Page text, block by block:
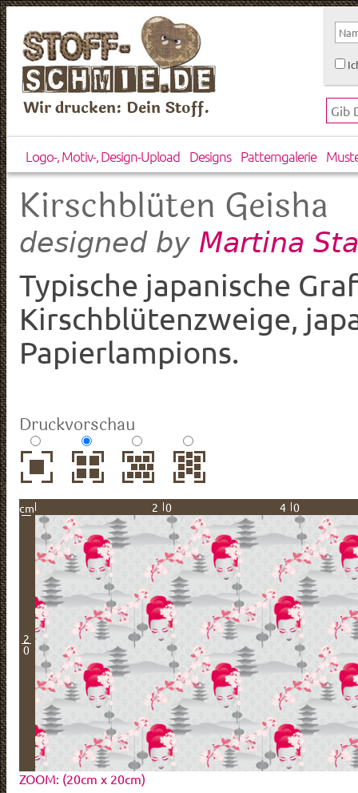
Wir drucken: Dein Stoff.
Logo-, Motiv-, Design-Upload Designs Patterngalerie
Kirschblüten Geisha
designed by Martina
Typische japanische
Kirschblütenzweige,
Papierlampions.
Druckvorschau
cm 20 40
2
0
ZOOM: (20cm x 20cm)